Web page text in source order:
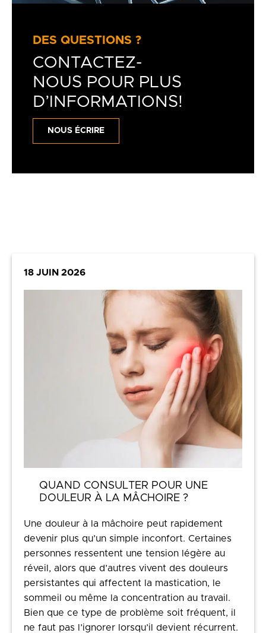
DES QUESTIONS ?
CONTACTEZ-
NOUS POUR PLUS
D’INFORMATIONS!
NOUS ÉCRIRE
18 JUIN 2026
QUAND CONSULTER POUR UNE
DOULEUR À LA MÂCHOIRE ?
Une douleur à la mâchoire peut rapidement
devenir plus qu’un simple inconfort. Certaines
personnes ressentent une tension légère au
réveil, alors que d’autres vivent des douleurs
persistantes qui affectent la mastication, le
sommeil ou même la concentration au travail.
Bien que ce type de problème soit fréquent, il
ne faut pas l’ignorer lorsqu’il devient récurrent.